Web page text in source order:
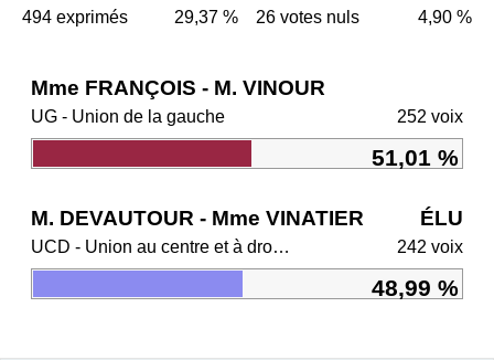
494 exprimés
29,37 %
26 votes nuls
4,90 %
Mme FRANÇOIS - M. VINOUR
UG - Union de la gauche 252 voix
51,01 %
M. DEVAUTOUR - Mme VINATIER ÉLU
UCD - Union au centre et à droite 242 voix
48,99 %